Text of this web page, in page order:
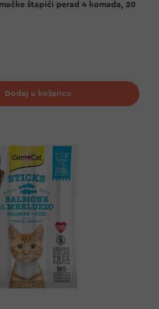
štapići perad 4 komada, 20
želja
Dodaj u košaricu